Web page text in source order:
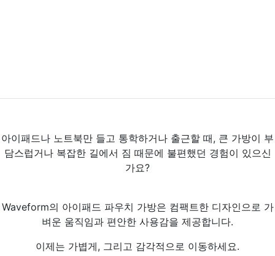
아이패드나 노트북만 들고 통학하거나 출근할 때, 큰 가방이 부
담스럽거나 복잡한 길에서 짐 때문에 불편했던 경험이 있으신
가요?
Waveform의 아이패드 파우치 가방은 컴팩트한 디자인으로 가
벼운 움직임과 편안한 사용감을 제공합니다.
이제는 가볍게, 그리고 감각적으로 이동하세요.